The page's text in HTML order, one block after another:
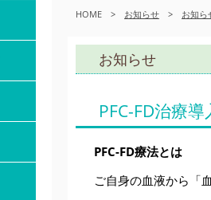
HOME > お知らせ > お知ら
お知らせ
PFC-FD治療
PFC-FD療法とは
ご自身の血液から「